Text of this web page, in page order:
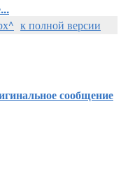
к полной версии
сообщение